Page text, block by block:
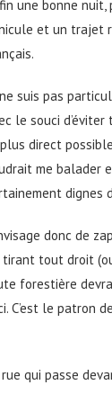
une bonne
et un trajet
suis pas
le souci
direct
me balader
dignes
donc de
tirant tout droit
forestière
C’est le patron
qui passe